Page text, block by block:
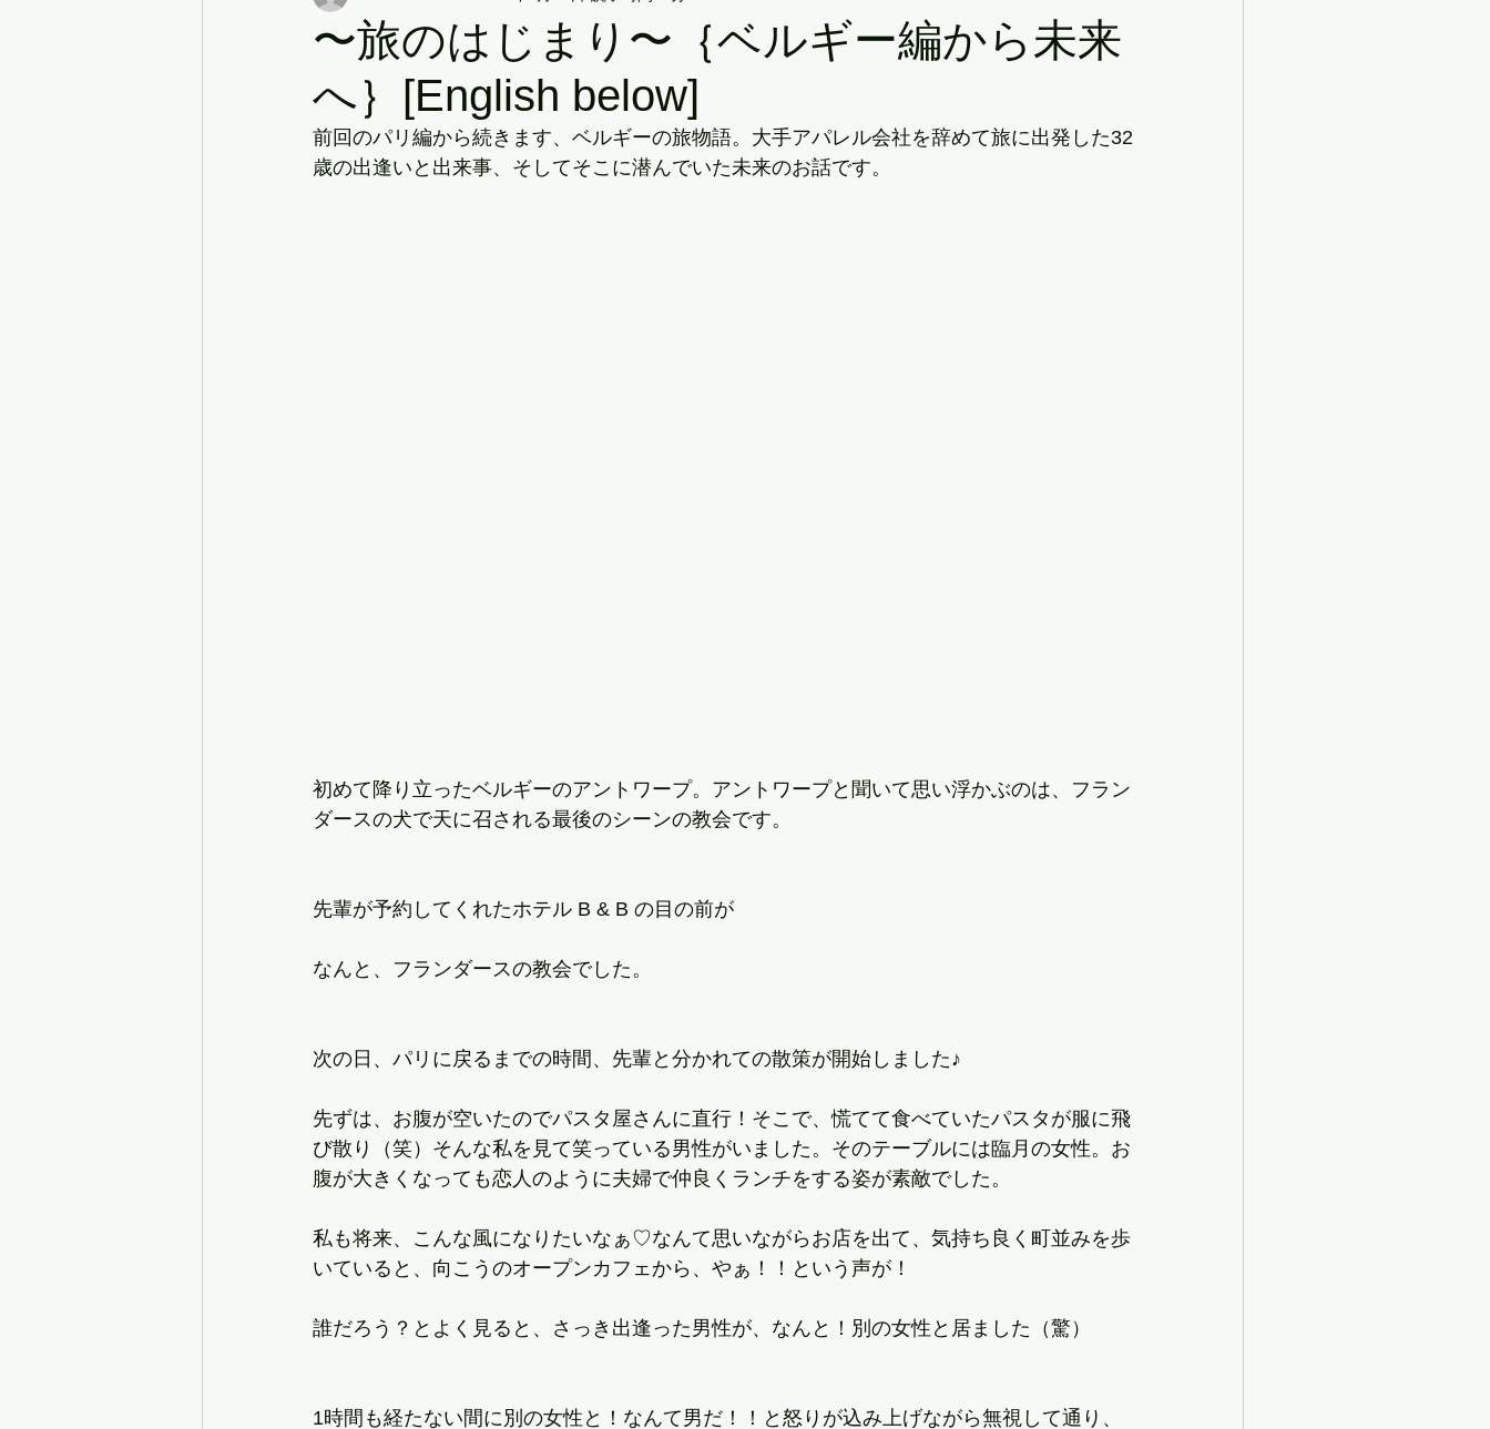
〜旅のはじまり〜｛ベルギー編から未来
へ｝[English below]
前回のパリ編から続きます、ベルギーの旅物語。大手アパレル会社を辞めて旅に出発した32
歳の出逢いと出来事、そしてそこに潜んでいた未来のお話です。
初めて降り立ったベルギーのアントワープ。アントワープと聞いて思い浮かぶのは、フラン
ダースの犬で天に召される最後のシーンの教会です。
先輩が予約してくれたホテル B & B の目の前が
なんと、フランダースの教会でした。
次の日、パリに戻るまでの時間、先輩と分かれての散策が開始しました♪
先ずは、お腹が空いたのでパスタ屋さんに直行！そこで、慌てて食べていたパスタが服に飛
び散り（笑）そんな私を見て笑っている男性がいました。そのテーブルには臨月の女性。お
腹が大きくなっても恋人のように夫婦で仲良くランチをする姿が素敵でした。
私も将来、こんな風になりたいなぁ♡なんて思いながらお店を出て、気持ち良く町並みを歩
いていると、向こうのオープンカフェから、やぁ！！という声が！
誰だろう？とよく見ると、さっき出逢った男性が、なんと！別の女性と居ました（驚）
1時間も経たない間に別の女性と！なんて男だ！！と怒りが込み上げながら無視して通り、